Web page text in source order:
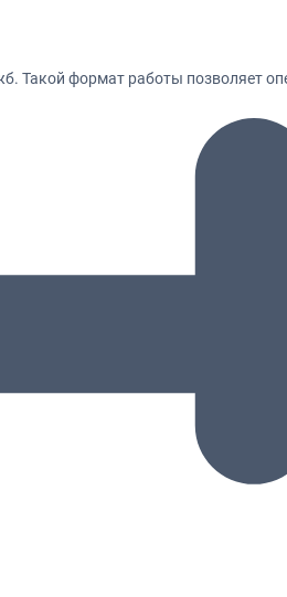
Такой формат работы позволяет